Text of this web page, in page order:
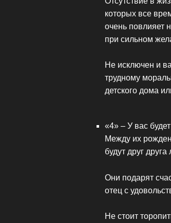
которых все
очень повлияет
при сильном
Не исключен и
трудному
детского дома
«4» – У вас
Между их
будут друг
Они подарят
отец с
Не стоит